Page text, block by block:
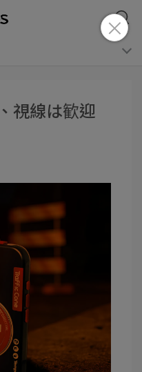
視線は歓迎